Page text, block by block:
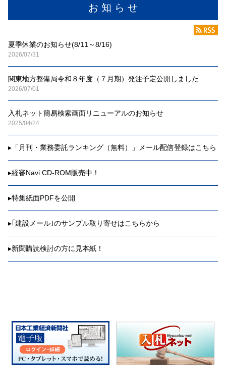
お 知 ら せ
夏季休業のお知らせ(8/11～8/16)
2026/07/31
関東地方整備局令和８年度（７月期）発注予定公開しました
2026/07/01
入札ネット簡易検索画面リニューアルのお知らせ
2025/04/24
▸ 「月刊・業務委託ランキング（無料）」メール配信登録はこちら
▸経審Navi CD-ROM販売中！
▸特集紙面PDFを公開
▸ ｢建設メール｣のサンプル取り寄せはこちらから
▸新聞購読検討の方に見本紙！